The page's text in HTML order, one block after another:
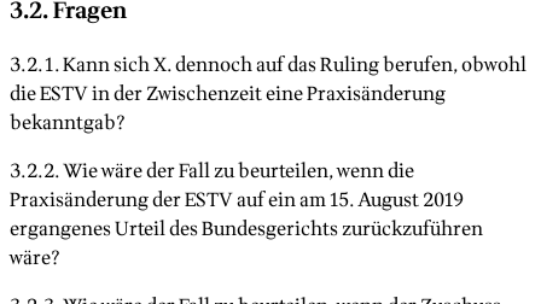
3.2. Fragen
3.2.1. Kann sich X. dennoch auf das Ruling berufen, obwohl
die ESTV in der Zwischenzeit eine Praxisänderung
bekanntgab?
3.2.2. Wie wäre der Fall zu beurteilen, wenn die
Praxisänderung der ESTV auf ein am 15. August 2019
ergangenes Urteil des Bundesgerichts zurückzuführen
wäre?